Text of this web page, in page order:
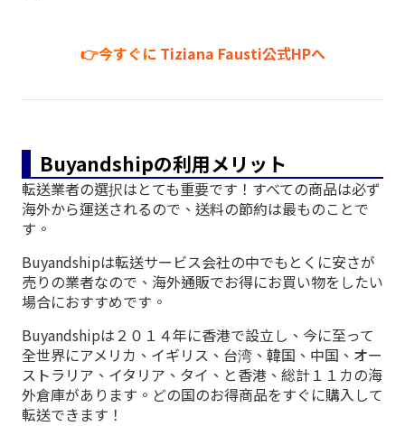
👉今すぐに Tiziana Fausti公式HPへ
Buyandshipの利用メリット
転送業者の選択はとても重要です！すべての商品は必ず
海外から運送されるので、送料の節約は最ものことで
す。
Buyandshipは転送サービス会社の中でもとくに安さが
売りの業者なので、海外通販でお得にお買い物をしたい
場合におすすめです。
Buyandshipは２０１４年に香港で設立し、今に至って
全世界にアメリカ、イギリス、台湾、韓国、中国、オー
ストラリア、イタリア、タイ、と香港、総計１１カの海
外倉庫があります。どの国のお得商品をすぐに購入して
転送できます！